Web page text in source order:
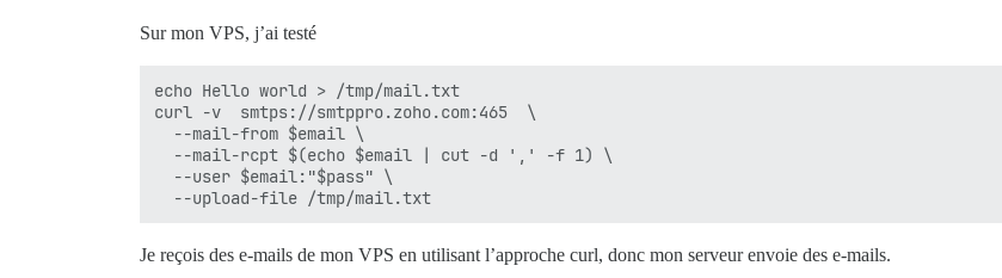
Sur mon VPS, j’ai testé
echo Hello world > /tmp/mail.txt
curl -v  smtps://smtppro.zoho.com:465  \
  --mail-from $email \
  --mail-rcpt $(echo $email | cut -d ',' -f 1) \
  --user $email:"$pass" \
Je reçois des e-mails de mon VPS en utilisant l’approche curl, donc mon serveur envoie des e-mails.